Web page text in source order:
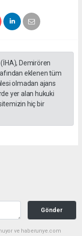
Demirören
eklenen tüm
olmadan ajans
yer alan hukuki
hiç bir
Gönder
ve haberunye.com